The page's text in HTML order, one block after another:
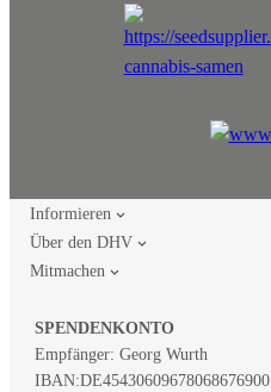
Informieren
Über den DHV
Mitmachen
SPENDENKONTO
Empfänger: Georg Wurth
IBAN:DE45430609678068676900